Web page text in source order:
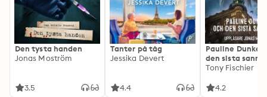
Den tysta handen
Jonas Moström
3.5
Tanter på tåg
Jessika Devert
4.4
Pauline Dunker
den sista
Tony Fischier
4.2